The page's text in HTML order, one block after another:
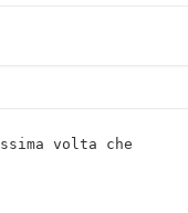
volta che